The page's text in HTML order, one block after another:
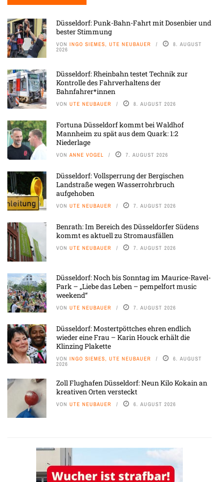
Düsseldorf: Punk-Bahn-Fahrt mit Dosenbier und
bester Stimmung
VON INGO SIEMES, UTE NEUBAUER 8. AUGUST
2026
Düsseldorf: Rheinbahn testet Technik zur
Kontrolle des Fahrverhaltens der
Bahnfahrer*innen
VON UTE NEUBAUER 8. AUGUST 2026
Fortuna Düsseldorf kommt bei Waldhof
Mannheim zu spät aus dem Quark: 1:2
Niederlage
VON ANNE VOGEL 7. AUGUST 2026
Düsseldorf: Vollsperrung der Bergischen
Landstraße wegen Wasserrohrbruch
aufgehoben
VON UTE NEUBAUER 7. AUGUST 2026
Benrath: Im Bereich des Düsseldorfer Südens
kommt es aktuell zu Stromausfällen
VON UTE NEUBAUER 7. AUGUST 2026
Düsseldorf: Noch bis Sonntag im Maurice-Ravel-
Park – „Liebe das Leben – pempelfort music
weekend“
VON UTE NEUBAUER 7. AUGUST 2026
Düsseldorf: Mostertpöttches ehren endlich
wieder eine Frau – Karin Houck erhält die
Klinzing Plakette
VON INGO SIEMES, UTE NEUBAUER 6. AUGUST
2026
Zoll Flughafen Düsseldorf: Neun Kilo Kokain an
kreativen Orten versteckt
VON UTE NEUBAUER 6. AUGUST 2026